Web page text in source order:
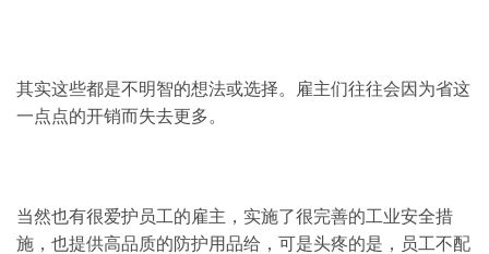
其实这些都是不明智的想法或选择。雇主们往往会因为省这
一点点的开销而失去更多。
当然也有很爱护员工的雇主，实施了很完善的工业安全措
施，也提供高品质的防护用品给，可是头疼的是，员工不配